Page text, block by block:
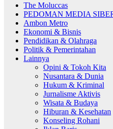
The Moluccas
PEDOMAN MEDIA
Ambon Metro
Ekonomi & Bisnis
Pendidikan & Olahraga
Politik & Pemerintahan
Lainnya
Opini & Tokoh Kita
Nusantara & Dunia
Hukum & Kriminal
Jurnalisme Aktivis
Wisata & Budaya
Hiburan & Kesehatan
Konseling Rohani